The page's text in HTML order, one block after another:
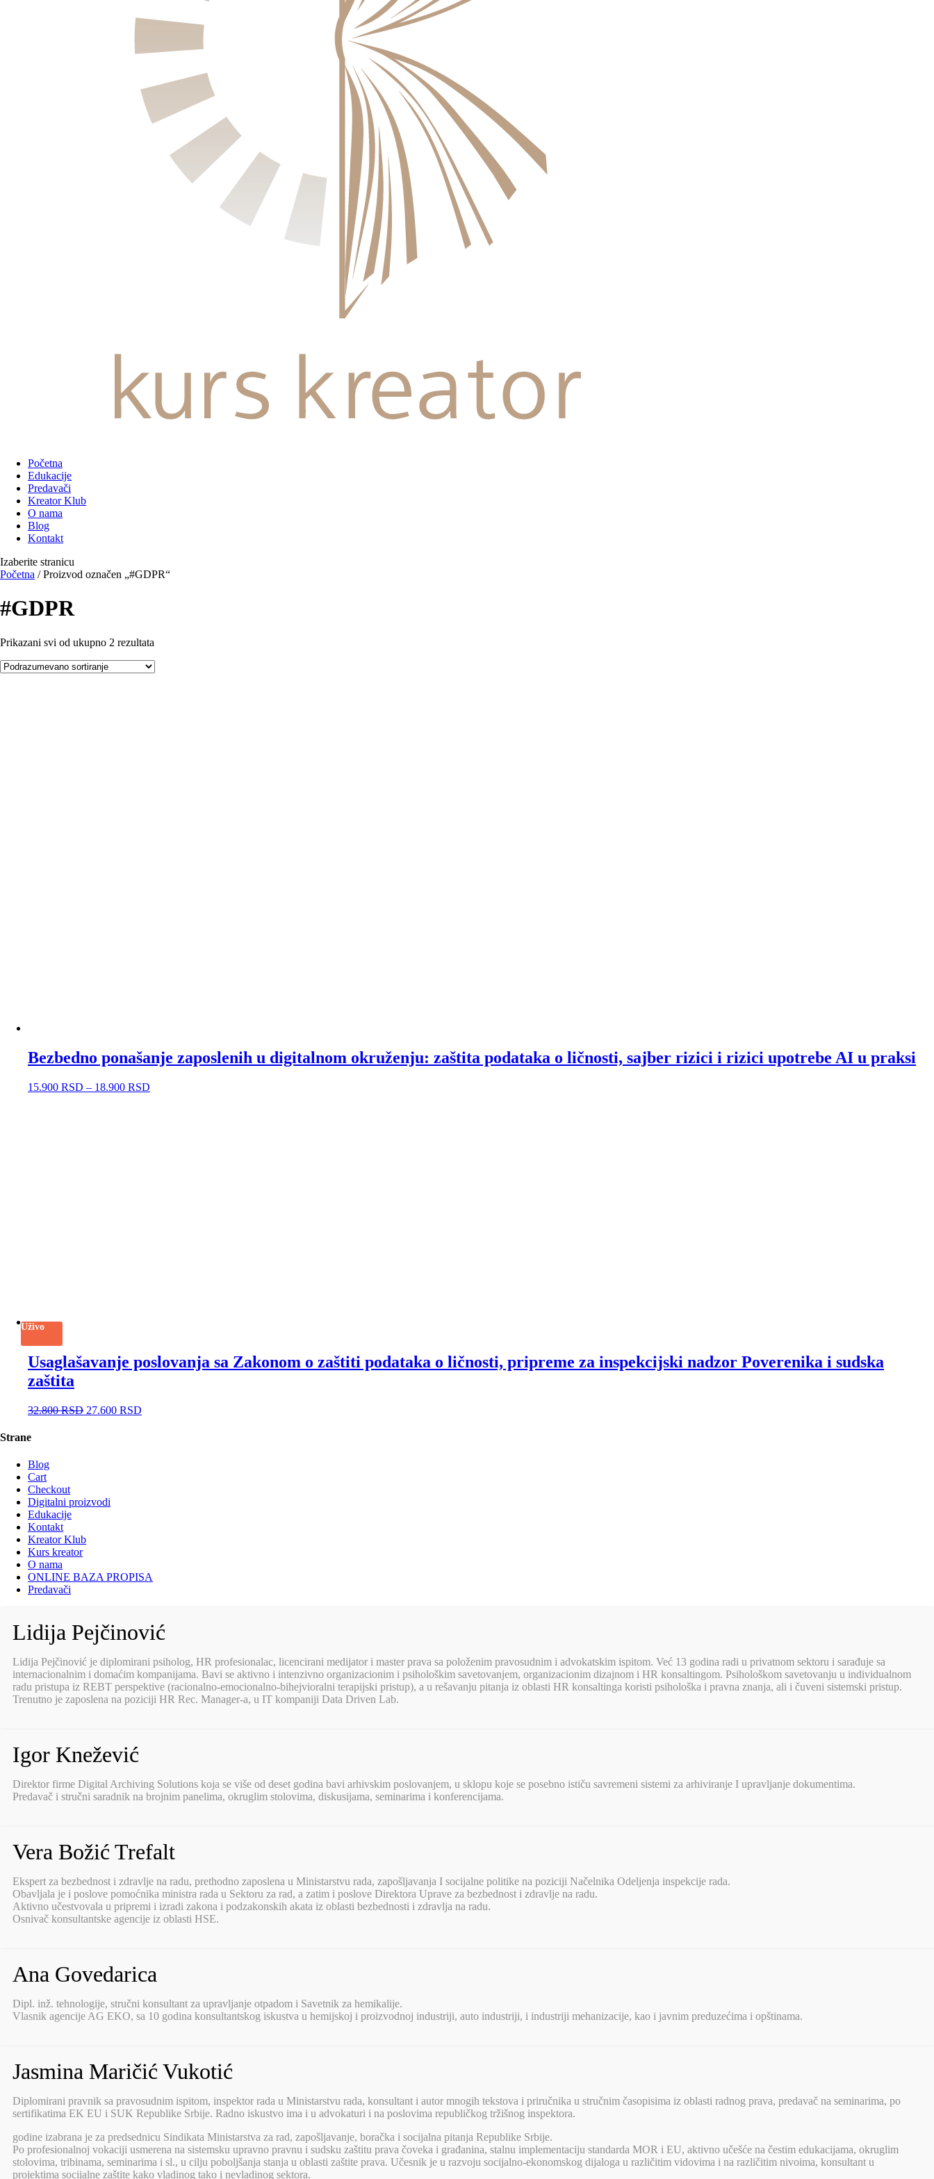
Početna
Edukacije
Predavači
Kreator Klub
O nama
Blog
Kontakt
Izaberite stranicu
Početna / Proizvod označen „#GDPR“
#GDPR
Prikazani svi od ukupno 2 rezultata
Bezbedno ponašanje zaposlenih u digitalnom okruženju: zaštita podataka o ličnosti, sajber rizici i rizici upotrebe AI u praksi
15.900 RSD – 18.900 RSD
Uživo
Usaglašavanje poslovanja sa Zakonom o zaštiti podataka o ličnosti, pripreme za inspekcijski nadzor Poverenika i sudska
zaštita
32.800RSD 27.600 RSD
Strane
Blog
Cart
Checkout
Digitalni proizvodi
Edukacije
Kontakt
Kreator Klub
Kurs kreator
O nama
ONLINE BAZA PROPISA
Predavači
Lidija Pejčinović
Lidija Pejčinović je diplomirani psiholog, HR profesionalac, licencirani medijator i master prava sa položenim pravosudnim i advokatskim ispitom. Već 13 godina radi u privatnom sektoru i sarađuje sa
internacionalnim i domaćim kompanijama. Bavi se aktivno i intenzivno organizacionim i psihološkim savetovanjem, organizacionim dizajnom i HR konsaltingom. Psihološkom savetovanju u individualnom
radu pristupa iz REBT perspektive (racionalno-emocionalno-bihejvioralni terapijski pristup), a u rešavanju pitanja iz oblasti HR konsaltinga koristi psihološka i pravna znanja, ali i čuveni sistemski pristup.
Trenutno je zaposlena na poziciji HR Rec. Manager-a, u IT kompaniji Data Driven Lab.
Igor Knežević
Direktor firme Digital Archiving Solutions koja se više od deset godina bavi arhivskim poslovanjem, u sklopu koje se posebno ističu savremeni sistemi za arhiviranje I upravljanje dokumentima.
Predavač i stručni saradnik na brojnim panelima, okruglim stolovima, diskusijama, seminarima i konferencijama.
Vera Božić Trefalt
Ekspert za bezbednost i zdravlje na radu, prethodno zaposlena u Ministarstvu rada, zapošljavanja I socijalne politike na poziciji Načelnika Odeljenja inspekcije rada.
Obavljala je i poslove pomoćnika ministra rada u Sektoru za rad, a zatim i poslove Direktora Uprave za bezbednost i zdravlje na radu.
Aktivno učestvovala u pripremi i izradi zakona i podzakonskih akata iz oblasti bezbednosti i zdravlja na radu.
Osnivač konsultantske agencije iz oblasti HSE.
Ana Govedarica
Dipl. inž. tehnologije, stručni konsultant za upravljanje otpadom i Savetnik za hemikalije.
Vlasnik agencije AG EKO, sa 10 godina konsultantskog iskustva u hemijskoj i proizvodnoj industriji, auto industriji, i industriji mehanizacije, kao i javnim preduzećima i opštinama.
Jasmina Maričić Vukotić
Diplomirani pravnik sa pravosudnim ispitom, inspektor rada u Ministarstvu rada, konsultant i autor mnogih tekstova i priručnika u stručnim časopisima iz oblasti radnog prava, predavač na seminarima, po
sertifikatima EK EU i SUK Republike Srbije. Radno iskustvo ima i u advokaturi i na poslovima republičkog tržišnog inspektora.
godine izabrana je za predsednicu Sindikata Ministarstva za rad, zapošljavanje, boračka i socijalna pitanja Republike Srbije.
Po profesionalnoj vokaciji usmerena na sistemsku upravno pravnu i sudsku zaštitu prava čoveka i građanina, stalnu implementaciju standarda MOR i EU, aktivno učešće na čestim edukacijama, okruglim
stolovima, tribinama, seminarima i sl., u cilju poboljšanja stanja u oblasti zaštite prava. Učesnik je u razvoju socijalno-ekonomskog dijaloga u različitim vidovima i na različitim nivoima, konsultant u
projektima socijalne zaštite kako vladinog tako i nevladinog sektora.